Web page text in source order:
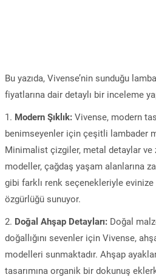
Bu yazıda, Vivense’nin sunduğu
fiyatlarına dair detaylı bir inceleme
1. Modern Şıklık: Vivense, modern
benimseyenler için çeşitli lambader
Minimalist çizgiler, metal detaylar ve
modeller, çağdaş yaşam alanlarına
gibi farklı renk seçenekleriyle evinize
özgürlüğü sunuyor.
2. Doğal Ahşap Detayları: Doğal
doğallığını sevenler için Vivense,
modelleri sunmaktadır. Ahşap
tasarımına organik bir dokunuş